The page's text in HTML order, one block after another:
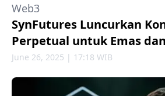
Web3
SynFutures Luncurkan
Perpetual untuk Emas
June 26, 2025 | 17:18 WIB